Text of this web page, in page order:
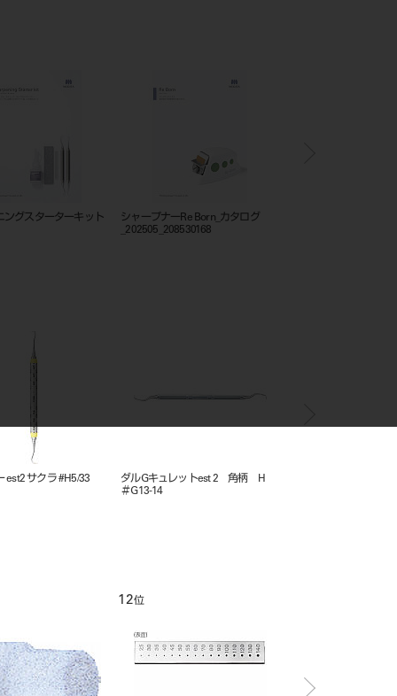
ングスターターキット
シャープナーRe Born_カタログ
_202505_208530168
est2 サクラ #H5/33
ダルGキュレットest 2 角柄 H
＃G13-14
12位